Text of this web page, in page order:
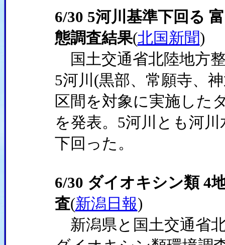
6/30 5河川基準下回る
態調査結果(北国新聞)
国土交通省北陸地方
5河川(黒部、常願寺、
区間を対象に実施した
を発表。5河川とも河
下回った。
6/30 ダイオキシン類 4
査(新潟日報)
新潟県と国土交通省